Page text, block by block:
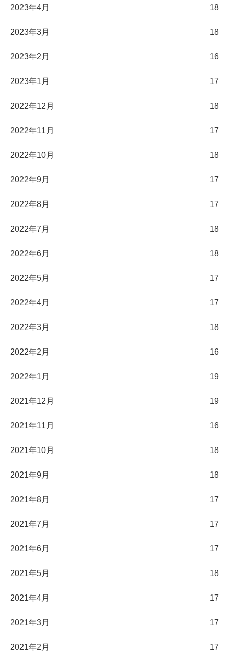
2023年4月 18
2023年3月 18
2023年2月 16
2023年1月 17
2022年12月 18
2022年11月 17
2022年10月 18
2022年9月 17
2022年8月 17
2022年7月 18
2022年6月 18
2022年5月 17
2022年4月 17
2022年3月 18
2022年2月 16
2022年1月 19
2021年12月 19
2021年11月 16
2021年10月 18
2021年9月 18
2021年8月 17
2021年7月 17
2021年6月 17
2021年5月 18
2021年4月 17
2021年3月 17
2021年2月 17